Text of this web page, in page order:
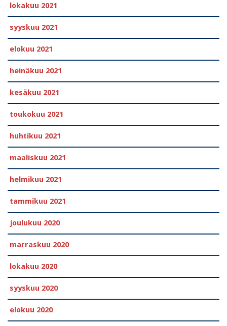
lokakuu 2021
syyskuu 2021
elokuu 2021
heinäkuu 2021
kesäkuu 2021
toukokuu 2021
huhtikuu 2021
maaliskuu 2021
helmikuu 2021
tammikuu 2021
joulukuu 2020
marraskuu 2020
lokakuu 2020
syyskuu 2020
elokuu 2020